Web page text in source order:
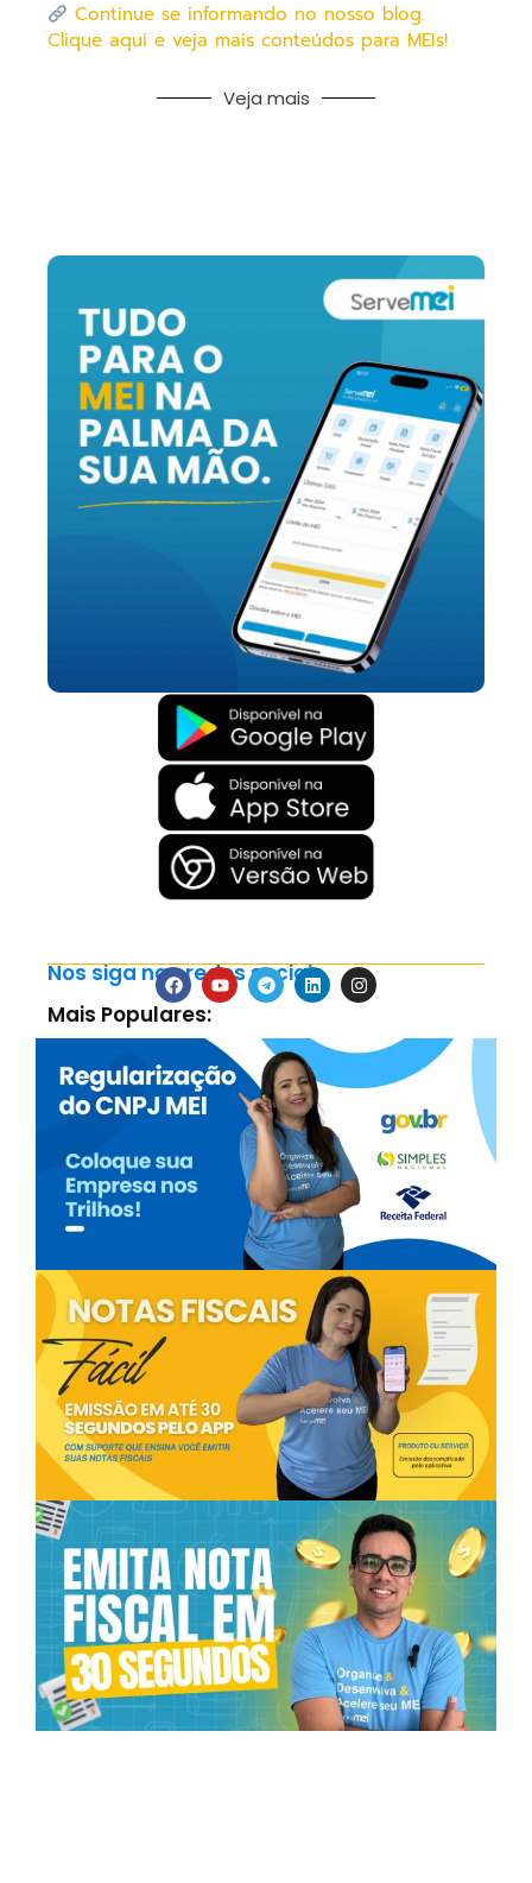
Continue se informando no nosso blog.
Clique aqui e veja mais conteúdos para MEIs!
Veja mais
Nos siga nas redes sociais
Mais Populares: